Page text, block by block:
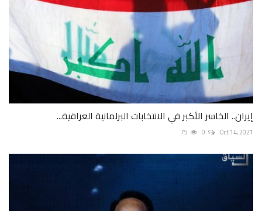
إيران.. الخاسر الأكبر في الانتخابات البرلمانية العراقية...
Oct 14, 2021
0
75